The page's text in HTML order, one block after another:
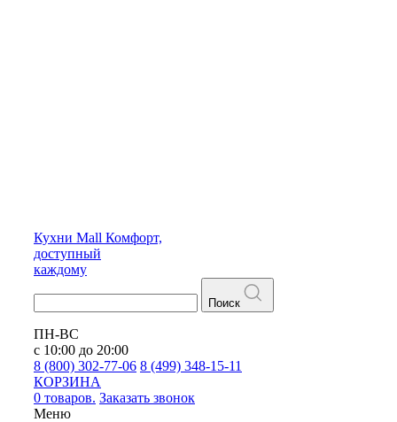
Кухни Mall Комфорт,
доступный
каждому
Поиск
ПН-ВС
с 10:00 до 20:00
8 (800) 302-77-06 8 (499) 348-15-11
КОРЗИНА
0 товаров. Заказать звонок
Меню